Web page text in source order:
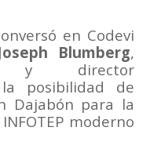
en Codevi
Blumberg,
y director
posibilidad de
Dajabón para la
moderno